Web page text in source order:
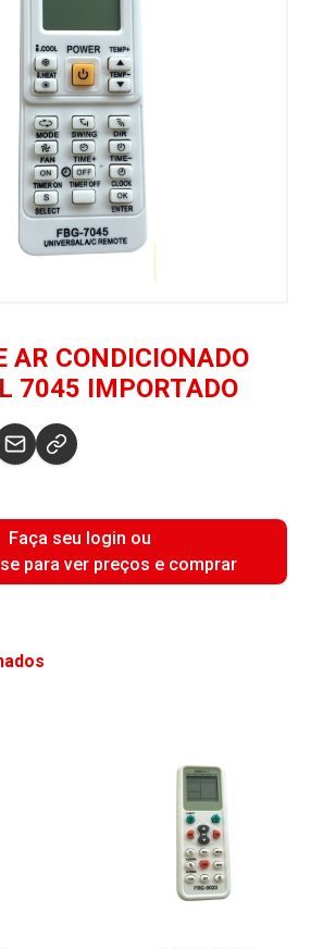
AR CONDICIONADO
7045 IMPORTADO
Faça seu login ou
para ver preços e comprar